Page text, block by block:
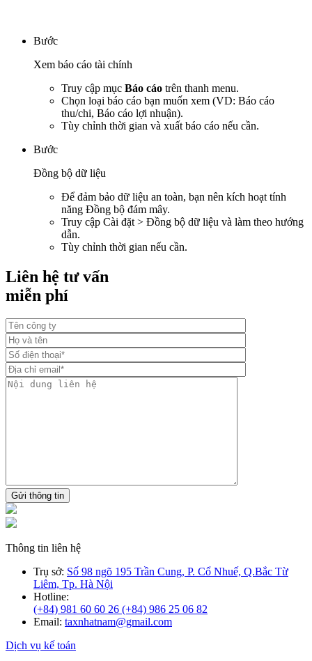
Bước
Xem báo cáo tài chính
Truy cập mục Báo cáo trên thanh menu.
Chọn loại báo cáo bạn muốn xem (VD: Báo cáo
thu/chi, Báo cáo lợi nhuận).
Tùy chỉnh thời gian và xuất báo cáo nếu cần.
Bước
Đồng bộ dữ liệu
Để đảm bảo dữ liệu an toàn, bạn nên kích hoạt tính
năng Đồng bộ đám mây.
Truy cập Cài đặt > Đồng bộ dữ liệu và làm theo hướng
dẫn.
Tùy chỉnh thời gian nếu cần.
Liên hệ tư vấn
miễn phí
Gửi thông tin
Thông tin liên hệ
Trụ sở: Số 98 ngõ 195 Trần Cung, P. Cổ Nhuế, Q.Bắc Từ
Liêm, Tp. Hà Nội
Hotline:
(+84) 981 60 60 26 (+84) 986 25 06 82
Email: taxnhatnam@gmail.com
Dịch vụ kế toán